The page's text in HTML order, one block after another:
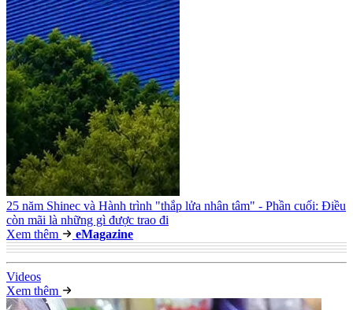
25 năm Shinec và Hành trình "thắp lửa nhân tâm" - Phần cuối: Điều
còn mãi là những gì được trao đi
Xem thêm
eMagazine
Videos
Xem thêm